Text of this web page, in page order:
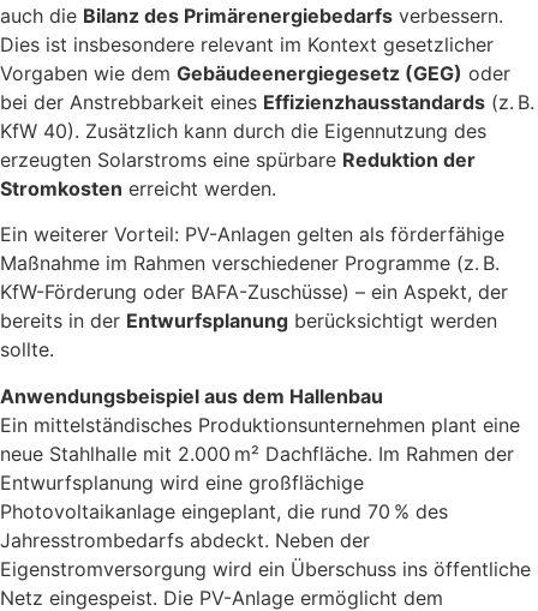
auch die Bilanz des Primärenergiebedarfs verbessern.
Dies ist insbesondere relevant im Kontext gesetzlicher
Vorgaben wie dem Gebäudeenergiegesetz (GEG) oder
bei der Anstrebbarkeit eines Effizienzhausstandards (z. B.
KfW 40). Zusätzlich kann durch die Eigennutzung des
erzeugten Solarstroms eine spürbare Reduktion der
Stromkosten erreicht werden.
Ein weiterer Vorteil: PV-Anlagen gelten als förderfähige
Maßnahme im Rahmen verschiedener Programme (z. B.
KfW-Förderung oder BAFA-Zuschüsse) – ein Aspekt, der
bereits in der Entwurfsplanung berücksichtigt werden
sollte.
Anwendungsbeispiel aus dem Hallenbau
Ein mittelständisches Produktionsunternehmen plant eine
neue Stahlhalle mit 2.000 m² Dachfläche. Im Rahmen der
Entwurfsplanung wird eine großflächige
Photovoltaikanlage eingeplant, die rund 70 % des
Jahresstrombedarfs abdeckt. Neben der
Eigenstromversorgung wird ein Überschuss ins öffentliche
Netz eingespeist. Die PV-Anlage ermöglicht dem